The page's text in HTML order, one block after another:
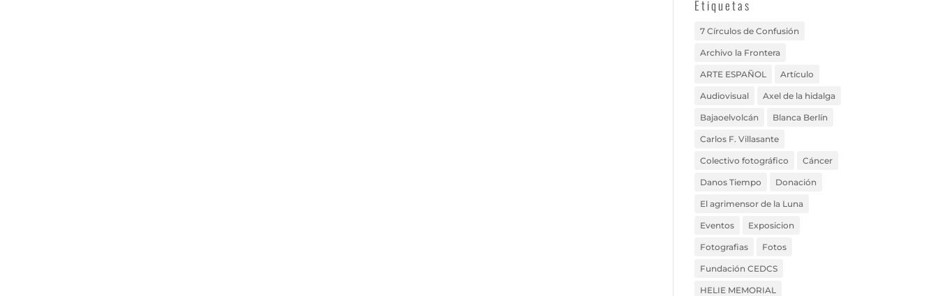
Etiquetas
7 Círculos de Confusión
Archivo la Frontera
ARTE ESPAÑOL Artículo
Audiovisual Axel de la hidalga
Bajaoelvolcán Blanca Berlín
Carlos F. Villasante
Colectivo fotográfico Cáncer
Danos Tiempo Donación
El agrimensor de la Luna
Eventos Exposicion
Fotografias Fotos
Fundación CEDCS
HELIE MEMORIAL